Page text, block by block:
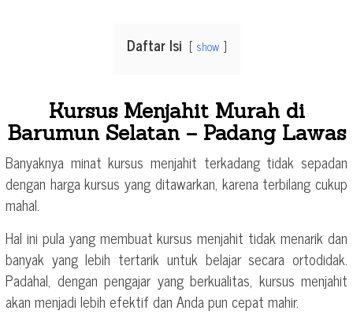
Daftar Isi show
Kursus Menjahit Murah di
Barumun Selatan – Padang Lawas
Banyaknya minat kursus menjahit terkadang tidak sepadan
dengan harga kursus yang ditawarkan, karena terbilang cukup
mahal.
Hal ini pula yang membuat kursus menjahit tidak menarik dan
banyak yang lebih tertarik untuk belajar secara ortodidak.
Padahal, dengan pengajar yang berkualitas, kursus menjahit
akan menjadi lebih efektif dan Anda pun cepat mahir.